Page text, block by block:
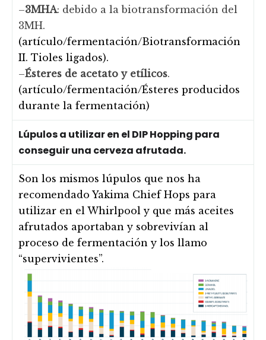
–3MHA: debido a la biotransformación del
3MH.
(artículo/fermentación/Biotransformación
II. Tioles ligados).
–Ésteres de acetato y etílicos.
(artículo/fermentación/Ésteres producidos
durante la fermentación)
Lúpulos a utilizar en el DIP Hopping para
conseguir una cerveza afrutada.
Son los mismos lúpulos que nos ha
recomendado Yakima Chief Hops para
utilizar en el Whirlpool y que más aceites
afrutados aportaban y sobrevivían al
proceso de fermentación y los llamo
“supervivientes”.